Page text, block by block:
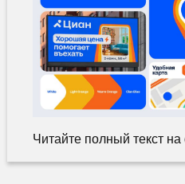
Читайте полный текст на